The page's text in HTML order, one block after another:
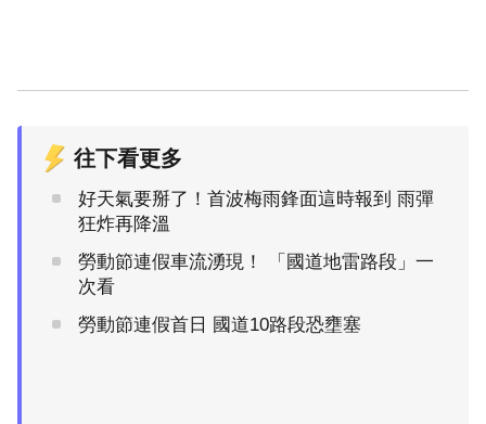
往下看更多
好天氣要掰了！首波梅雨鋒面這時報到 雨彈
狂炸再降溫
勞動節連假車流湧現！ 「國道地雷路段」一
次看
勞動節連假首日 國道10路段恐壅塞